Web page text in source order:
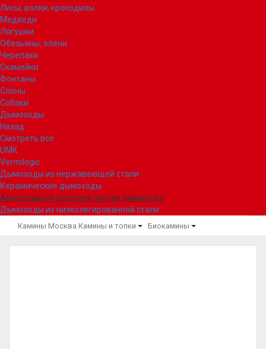
Лисы, волки, крокодилы
Медведи
Лягушки
Обезьяны, олени
Черепахи
Скамейки
Фонтаны
Слоны
Собаки
Дымоходы
Назад
Смотреть все
UMK
Vermilogic
Дымоходы из нержавеющей стали
Керамические дымоходы
Аксессуары и средства чистки дымохода
Дымоходы из низколегированной стали
Камины Москва Камины и топки Биокамины